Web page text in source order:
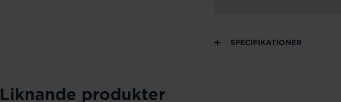
SPECIFIKATIONER
Liknande produkter